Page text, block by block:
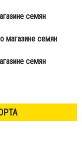
семян
магазине семян
семян